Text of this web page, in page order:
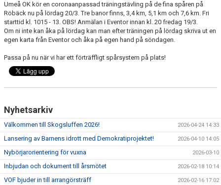
TRÄNING
UNGDOM
TÄVLING
DOKUMENT
VANLIGA FRÅGOR
Umeå OK kör en coronaanpassad träningstävling på de fina spåren på
Röbäck nu på lördag 20/3. Tre banor finns, 3,4 km, 5,1 km och 7,6 km. Fri
starttid kl. 1015 - 13. OBS! Anmälan i Eventor innan kl. 20 fredag 19/3.
Om ni inte kan åka på lördag kan man efter träningen på lördag skriva ut en
egen karta från Eventor och åka på egen hand på söndagen.
Passa på nu när vi har ett förträffligt spårsystem på plats!
Nyhetsarkiv
Välkommen till Skogsluffen 2026! 2026-04-24 14:33
Lansering av Barnens idrott med Demokratiprojektet! 2026-04-10 14:05
Nybörjarorientering för vuxna 2026-03-10
Inbjudan och dokument till årsmötet 2026-02-18 10:14
VOF bjuder in till arrangörsträff 2026-02-16 17:02